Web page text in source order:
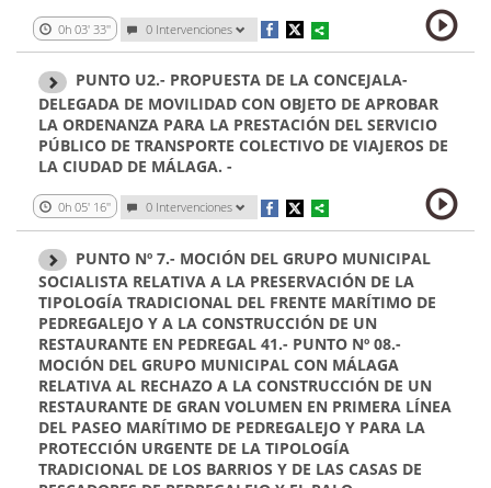
0h 03' 33'' 0 Intervenciones
PUNTO U2.- PROPUESTA DE LA CONCEJALA-
DELEGADA DE MOVILIDAD CON OBJETO DE APROBAR
LA ORDENANZA PARA LA PRESTACIÓN DEL SERVICIO
PÚBLICO DE TRANSPORTE COLECTIVO DE VIAJEROS DE
LA CIUDAD DE MÁLAGA. -
0h 05' 16'' 0 Intervenciones
PUNTO Nº 7.- MOCIÓN DEL GRUPO MUNICIPAL
SOCIALISTA RELATIVA A LA PRESERVACIÓN DE LA
TIPOLOGÍA TRADICIONAL DEL FRENTE MARÍTIMO DE
PEDREGALEJO Y A LA CONSTRUCCIÓN DE UN
RESTAURANTE EN PEDREGAL 41.- PUNTO Nº 08.-
MOCIÓN DEL GRUPO MUNICIPAL CON MÁLAGA
RELATIVA AL RECHAZO A LA CONSTRUCCIÓN DE UN
RESTAURANTE DE GRAN VOLUMEN EN PRIMERA LÍNEA
DEL PASEO MARÍTIMO DE PEDREGALEJO Y PARA LA
PROTECCIÓN URGENTE DE LA TIPOLOGÍA
TRADICIONAL DE LOS BARRIOS Y DE LAS CASAS DE